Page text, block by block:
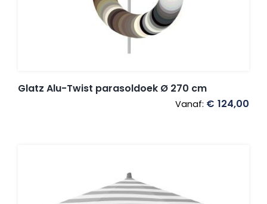
Glatz Alu-Twist parasoldoek Ø 270 cm
Vanaf: € 124,00